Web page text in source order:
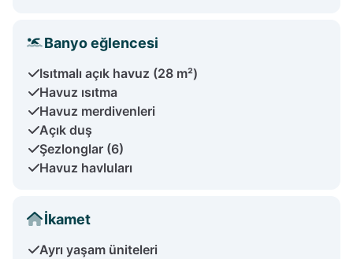
Banyo eğlencesi
Isıtmalı açık havuz (28 m²)
Havuz ısıtma
Havuz merdivenleri
Açık duş
Şezlonglar (6)
Havuz havluları
İkamet
Ayrı yaşam üniteleri